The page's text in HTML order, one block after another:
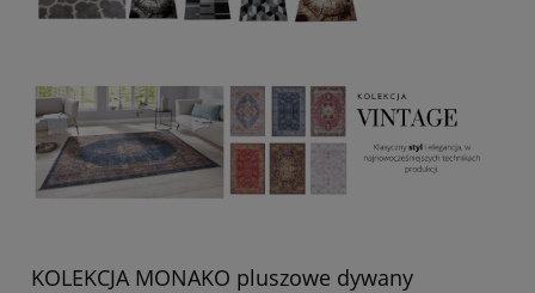
KOLEKCJA MONAKO pluszowe dywany